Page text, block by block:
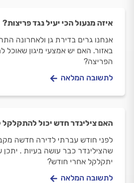
איזה מנעול הכי יעיל נגד פריצות?
אנחנו גרים בדירת גן ולאחרונה
באזור. האם יש אמצעי מיגון שאוכל
הפריצה?
לתשובה המלאה
האם צילינדר חדש יכול
לפני חודש עברתי לדירה חדשה
שהצילינדר כבר עושה בעיות . יתכן
יתקלקל אחרי חודש?
לתשובה המלאה